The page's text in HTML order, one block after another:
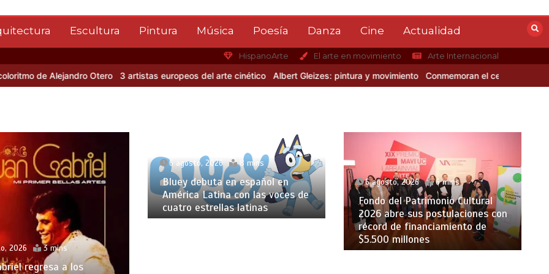
Escultura Pintura Música Poesía Danza Cine Actualidad
HispanoArte El arte en movimiento Arte Internacional
Otero 3 artistas europeos del arte cinético Albert Gleizes: pintura y movimiento Conmemoran el centenario del nacimiento
2026 3 mins
regresa a los
6 agosto, 2026 8 mins
Bluey debuta en español en
América Latina con las voces de
cuatro estrellas latinas
6 agosto, 2026 6 mins
Fondo del Patrimonio Cultural
2026 abre sus postulaciones con
récord de financiamiento de
$5.500 millones